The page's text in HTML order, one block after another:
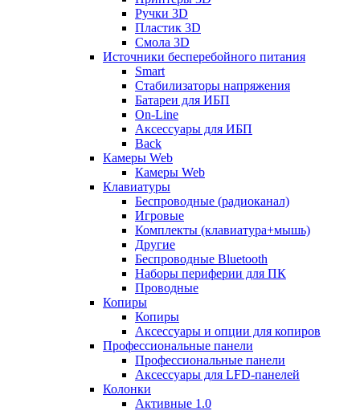
Ручки 3D
Пластик 3D
Смола 3D
Источники бесперебойного питания
Smart
Стабилизаторы напряжения
Батареи для ИБП
On-Line
Аксессуары для ИБП
Back
Камеры Web
Камеры Web
Клавиатуры
Беспроводные (радиоканал)
Игровые
Комплекты (клавиатура+мышь)
Другие
Беспроводные Bluetooth
Наборы периферии для ПК
Проводные
Копиры
Копиры
Аксессуары и опции для копиров
Профессиональные панели
Профессиональные панели
Аксессуары для LFD-панелей
Колонки
Активные 1.0